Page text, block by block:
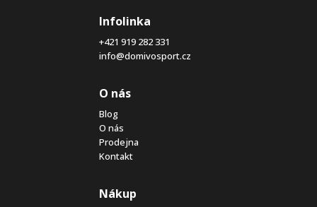
Infolinka
+421 919 282 331
info@domivosport.cz
O nás
Blog
O nás
Prodejna
Kontakt
Nákup